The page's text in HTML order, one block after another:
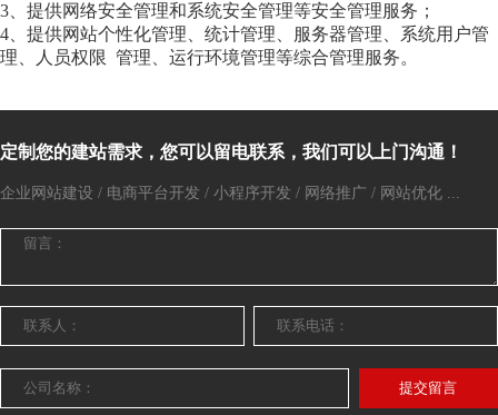
3、提供网络安全管理和系统安全管理等安全管理服务；
4、提供网站个性化管理、统计管理、服务器管理、系统用户管
理、人员权限 管理、运行环境管理等综合管理服务。
定制您的建站需求，您可以留电联系，我们可以上门沟通！
企业网站建设 / 电商平台开发 / 小程序开发 / 网络推广 / 网站优化 ...
提交留言